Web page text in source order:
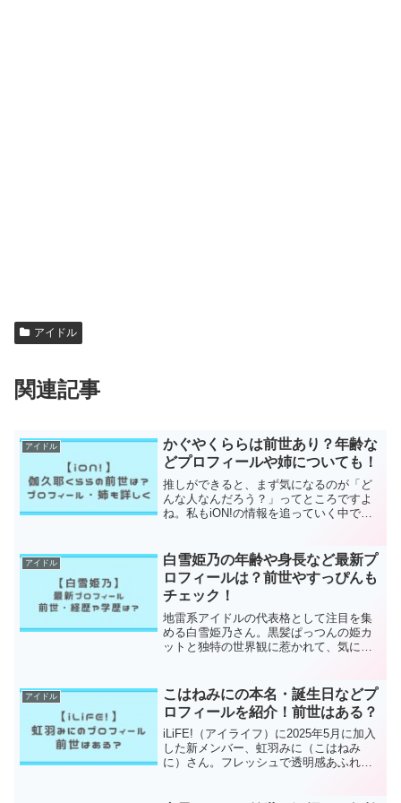
アイドル
関連記事
アイドル
かぐやくららは前世あり？年齢な
どプロフィールや姉についても！
推しができると、まず気になるのが「ど
んな人なんだろう？」ってところですよ
ね。私もiON!の情報を追っていく中で、
した。この記事では、公開されている範
囲の情報を整理し...
アイドル
白雪姫乃の年齢や身長など最新プ
ロフィールは？前世やすっぴんも
チェック！
地雷系アイドルの代表格として注目を集
める白雪姫乃さん。黒髪ぱっつんの姫カ
ットと独特の世界観に惹かれて、気にな
その変化の大きさに思わず見入ってしま
いました。この記事では、白...
アイドル
こはねみにの本名・誕生日などプ
ロフィールを紹介！前世はある？
iLiFE!（アイライフ）に2025年5月に加入
した新メンバー、虹羽みに（こはねみ
に）さん。フレッシュで透明感あふれる